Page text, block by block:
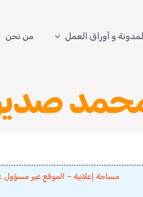
و أوراق العمل من نحن
مساحة إعلانية – الموقع غير مسؤول